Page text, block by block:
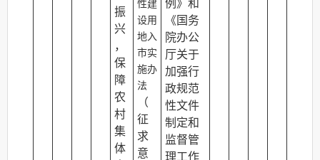
振
兴
，
保
障
农
村
集
体
性建
设用
地入
市实
施办
法
（
征
求
意
例》和
《国务
院办公
厅关于
加强行
政规范
性文件
制定和
监督管
理工作